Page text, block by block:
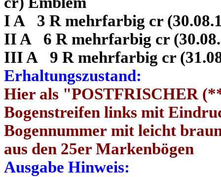
I A 3 R mehrfarbig cr
II A 6 R mehrfarbig cr
III A 9 R mehrfarbig cr
Erhaltungszustand:
Hier als "POSTFRISCHER
Bogenstreifen links mit
Bogennummer mit leicht
aus den 25er Markenbögen
Ausgabe Hinweis: